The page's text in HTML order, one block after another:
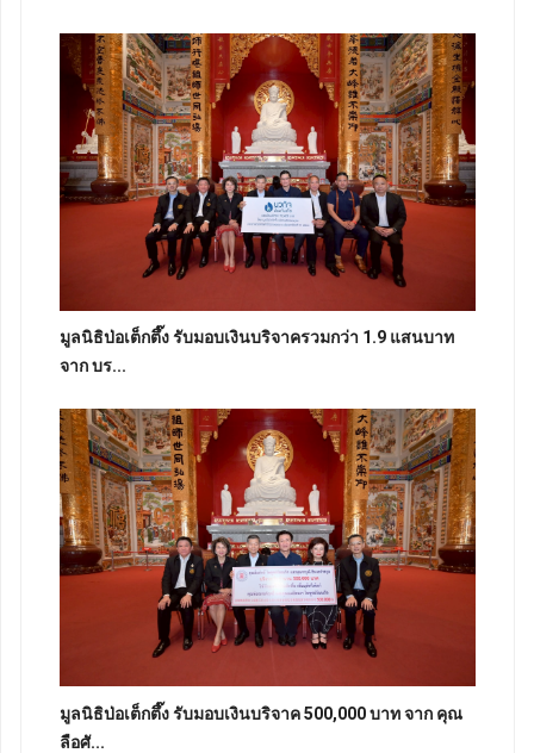
มูลนิธิป่อเต็กตึ๊ง รับมอบเงินบริจาครวมกว่า 1.9 แสนบาท
จาก บร...
มูลนิธิป่อเต็กตึ๊ง รับมอบเงินบริจาค 500,000 บาท จาก คุณ
ลือศั...